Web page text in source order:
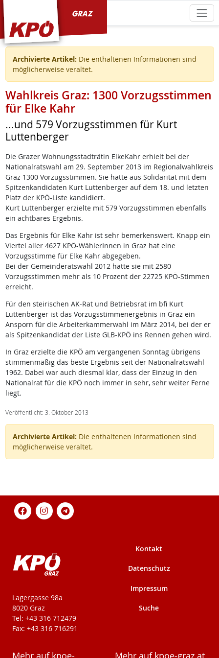
Archivierte Artikel: Die enthaltenen Informationen sind
möglicherweise veraltet.
Wahlkreis Graz: 1300 Vorzugsstimmen
für Elke Kahr
...und 579 Vorzugsstimmen für Kurt
Luttenberger
Die Grazer Wohnungsstadträtin ElkeKahr erhielt bei der
Nationalratswahl am 29. September 2013 im Regionalwahlkreis
Graz 1300 Vorzugsstimmen. Sie hatte aus Solidarität mit dem
Spitzenkandidaten Kurt Luttenberger auf dem 18. und letzten
Platz der KPÖ-Liste kandidiert.
Kurt Luttenberger erzielte mit 579 Vorzugsstimmen ebenfalls
ein achtbares Ergebnis.
Das Ergebnis für Elke Kahr ist sehr bemerkenswert. Knapp ein
Viertel aller 4627 KPÖ-WählerInnen in Graz hat eine
Vorzugsstimme für Elke Kahr abgegeben.
Bei der Gemeinderatswahl 2012 hatte sie mit 2580
Vorzugsstimmen mehr als 10 Prozent der 22725 KPÖ-Stimmen
erreicht.
Für den steirischen AK-Rat und Betriebsrat im bfi Kurt
Luttenberger ist das Vorzugsstimmenergebnis in Graz ein
Ansporn für die Arbeiterkammerwahl im März 2014, bei der er
als Spitzenkandidat der Liste GLB-KPÖ ins Rennen gehen wird.
In Graz erzielte die KPÖ am vergangenen Sonntag übrigens
stimmenmäßig das beste Ergebnis seit der Nationalratswahl
1962. Dabei war auch diesmal klar, dass der Einzug in den
Nationalrat für die KPÖ noch immer in sehr, sehr weiter Ferne
liegt.
Veröffentlicht: 3. Oktober 2013
Archivierte Artikel: Die enthaltenen Informationen sind
möglicherweise veraltet.
KPÖ-Steiermark
Lagergasse 98a
8020 Graz
Tel: +43 316 712479
Fax: +43 316 716291
Kontakt
Datenschutz
Impressum
Suche